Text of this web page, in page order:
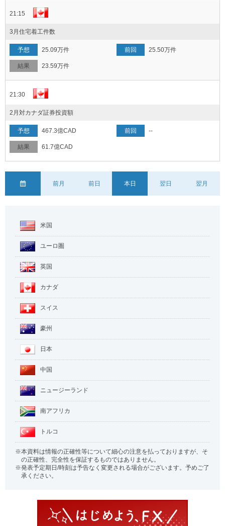
21:15
3月住宅着工件数
25.09万件 25.50万件
23.59万件
21:30
2月対カナダ証券投資額
467.3億CAD --
61.7億CAD
前月 前日 本日 翌日 翌月
米国
ユーロ圏
英国
カナダ
スイス
豪州
日本
中国
ニュージーランド
南アフリカ
トルコ
本資料は情報の正確性等について細心の注意を払っておりますが、そ
の正確性、完全性を保証するものではありません。
発表予定期日/時刻は予告なく変更される場合がございます。予めご了
承ください。